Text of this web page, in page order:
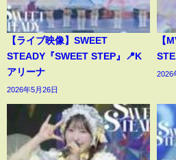
【ライブ映像】SWEET
STEADY『SWEET STEP』📍K
アリーナ
2026年5月26日
【
2026